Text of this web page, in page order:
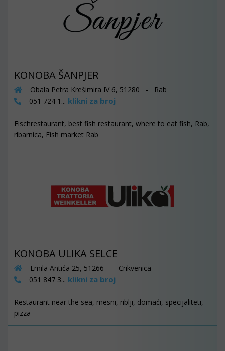
KONOBA ŠANPJER
Obala Petra Krešimira IV 6, 51280 - Rab
051 724 1... klikni za broj
Fischrestaurant, best fish restaurant, where to eat fish, Rab,
ribarnica, Fish market Rab
KONOBA ULIKA SELCE
Emila Antića 25, 51266 - Crikvenica
051 847 3... klikni za broj
Restaurant near the sea, mesni, riblji, domaći, specijaliteti,
pizza